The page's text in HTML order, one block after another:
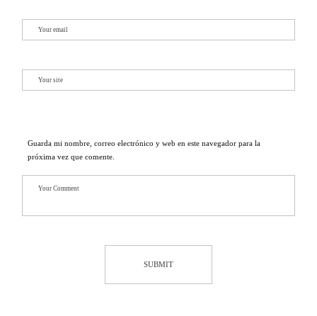
Guarda mi nombre, correo electrónico y web en este navegador para la
próxima vez que comente.